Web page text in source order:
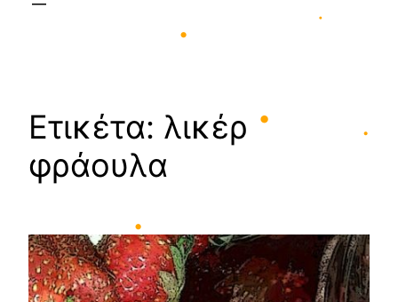
•
Ετικέτα: λικέρ
φράουλα